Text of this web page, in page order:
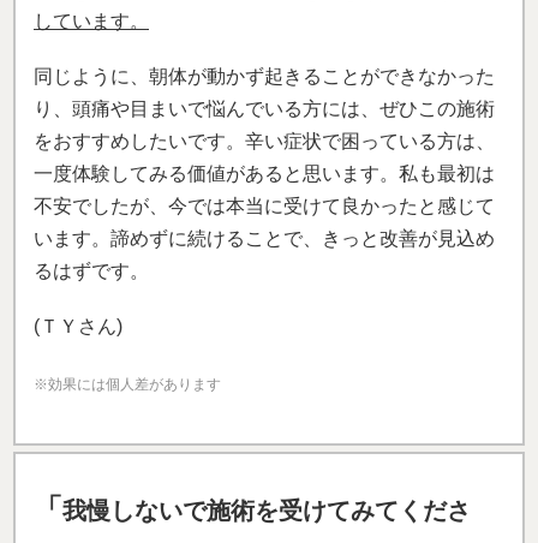
しています。
同じように、朝体が動かず起きることができなかった
り、頭痛や目まいで悩んでいる方には、ぜひこの施術
をおすすめしたいです。辛い症状で困っている方は、
一度体験してみる価値があると思います。私も最初は
不安でしたが、今では本当に受けて良かったと感じて
います。諦めずに続けることで、きっと改善が見込め
るはずです。
(ＴＹさん)
※効果には個人差があります
「我慢しないで施術を受けてみてくださ